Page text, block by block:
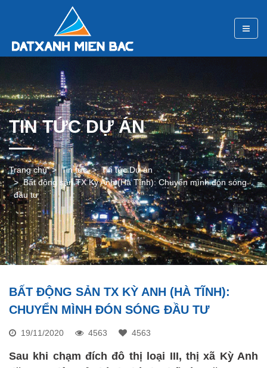
TIN TỨC DỰ ÁN
Trang chủ Tin tức
Tin tức Dự án
Bất động sản TX Kỳ Anh (Hà Tĩnh): Chuyển mình đón sóng
đầu tư
BẤT ĐỘNG SẢN TX KỲ ANH (HÀ TĨNH):
CHUYỂN MÌNH ĐÓN SÓNG ĐẦU TƯ
19/11/2020 4563 4563
Sau khi chạm đích đô thị loại III, thị xã Kỳ Anh